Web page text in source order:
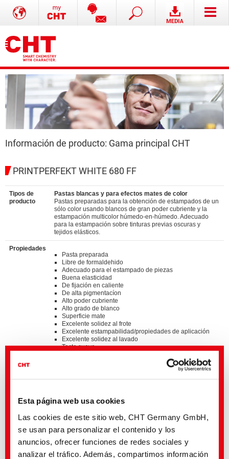
Esta página web usa cookies
Las cookies de este sitio web, CHT Germany GmbH,
se usan para personalizar el contenido y los
anuncios, ofrecer funciones de redes sociales y
analizar el tráfico. Además, compartimos información
Información de producto: Gama principal CHT
PRINTPERFEKT WHITE 680 FF
Tipos de
producto
Pastas blancas y para efectos mates de color
Pastas preparadas para la obtención de estampados de un
sólo color usando blancos de gran poder cubriente y la
estampación multicolor húmedo-en-húmedo. Adecuado
para la estampación sobre tinturas previas oscuras y
tejidos elásticos.
Propiedades
Pasta preparada
Libre de formaldehido
Adecuado para el estampado de piezas
Buena elasticidad
De fijación en caliente
De alta pigmentacíon
Alto poder cubriente
Alto grado de blanco
Superficie mate
Excelente solidez al frote
Excelente estampabilidad/propiedades de aplicación
Excelente solidez al lavado
Tacto suave
Standards
ZDHC MRSL v3.1 Conformance Level 3
the requirements of the OEKO-TEX
STANDARD 100
Listed on “The List by INDITEX” with AA
Detalles y descargas de listas